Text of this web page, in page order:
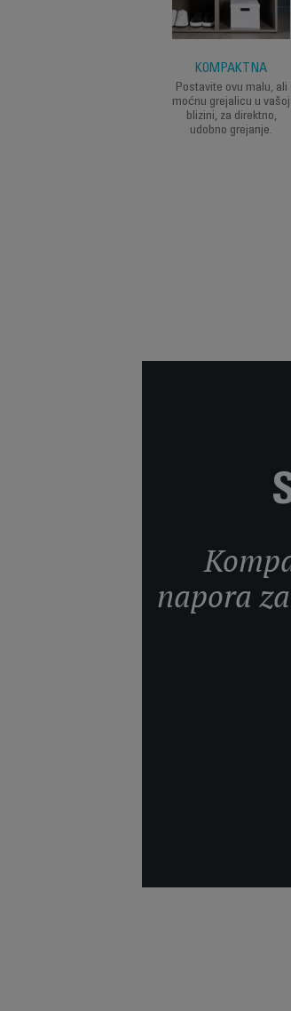
KOMPAKTNA
Postavite ovu malu, ali
moćnu grejalicu u vašoj
blizini, za direktno,
udobno grejanje.
napora